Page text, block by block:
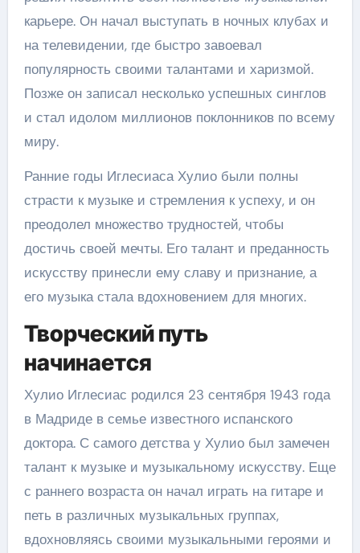
карьере. Он начал выступать в ночных клубах и
на телевидении, где быстро завоевал
популярность своими талантами и харизмой.
Позже он записал несколько успешных синглов
и стал идолом миллионов поклонников по всему
миру.
Ранние годы Иглесиаса Хулио были полны
страсти к музыке и стремления к успеху, и он
преодолел множество трудностей, чтобы
достичь своей мечты. Его талант и преданность
искусству принесли ему славу и признание, а
его музыка стала вдохновением для многих.
Творческий путь
начинается
Хулио Иглесиас родился 23 сентября 1943 года
в Мадриде в семье известного испанского
доктора. С самого детства у Хулио был замечен
талант к музыке и музыкальному искусству. Еще
с раннего возраста он начал играть на гитаре и
петь в различных музыкальных группах,
вдохновляясь своими музыкальными героями и